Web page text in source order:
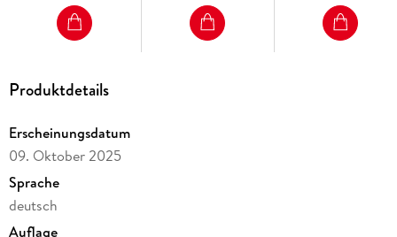
Flächenumwidmungen sowie zur speziellen Situation in
peripheren Regionen.
Produktdetails
Erscheinungsdatum
09. Oktober 2025
Sprache
deutsch
Auflage